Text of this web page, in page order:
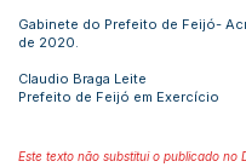
Gabinete do Prefeito de Feijó-
de 2020.
Claudio Braga Leite
Prefeito de Feijó em Exercício
Este texto não substitui o publicado no